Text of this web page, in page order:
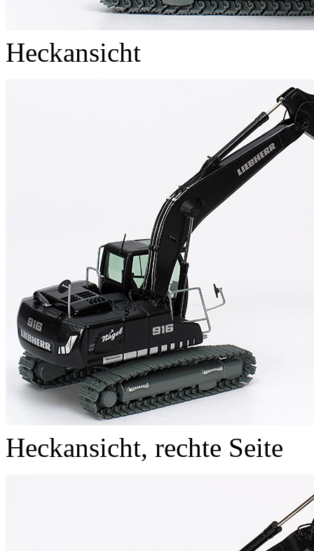
Heckansicht
Heckansicht, rechte Seite